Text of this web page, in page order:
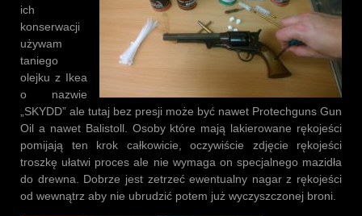
ich
konserwacji
używam
taniego
olejku z Ikea
o nazwie
„SKYDD” ale tutaj bez presji może być nawet Protechguns Gun
Oil a nawet Balistoll. Osoby które mają lakierowane rękojeści
pomijają ten krok całkowicie, oczywiście zdjęcie rękojeści
troszkę ułatwi proces ale nie wymaga on specjalnego mazidła
do drewna. Dobrze jest zetrzeć ewentualny nagar z rękojeści
od wewnątrz aby nie ubrudzić potem już wyczyszczonej broni.